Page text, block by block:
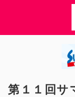
第１１回サ